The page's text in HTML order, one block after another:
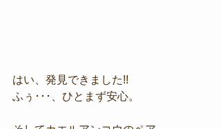
はい、発見できました!!
ふぅ･･･、ひとまず安心。